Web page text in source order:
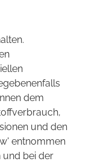
dem
und den
entnommen
und bei der